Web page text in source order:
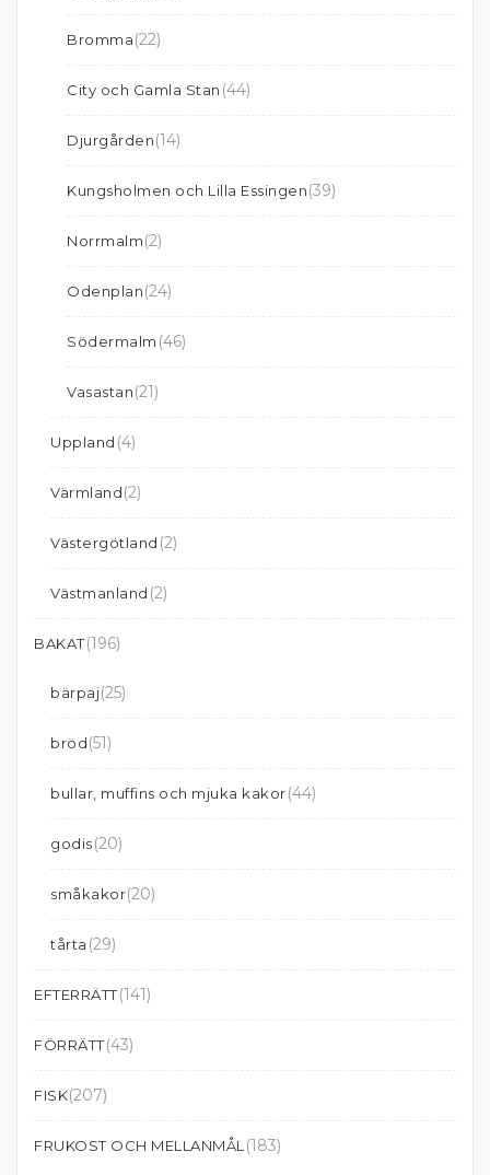
Bromma(22)
City och Gamla Stan (44)
Djurgården(14)
Kungsholmen och Lilla Essingen(39)
Norrmalm(2)
Odenplan(24)
Södermalm (46)
Vasastan(21)
Uppland (4)
Värmland(2)
Västergötland (2)
Västmanland (2)
BAKAT(196)
bärpaj(25)
bröd(51)
bullar, muffins och mjuka kakor(44)
godis(20)
småkakor(20)
tårta (29)
EFTERRÄTT(141)
FÖRRÄTT(43)
FISK(207)
FRUKOST OCH MELLANMÅL (183)